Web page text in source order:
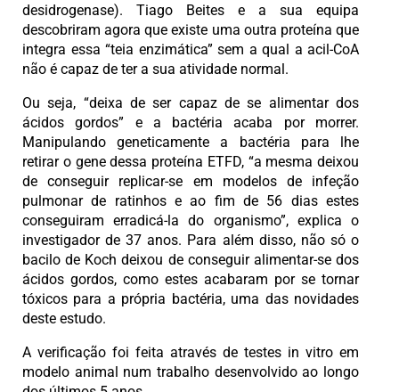
desidrogenase). Tiago Beites e a sua equipa
descobriram agora que existe uma outra proteína que
integra essa “teia enzimática” sem a qual a acil-CoA
não é capaz de ter a sua atividade normal.
Ou seja, “deixa de ser capaz de se alimentar dos
ácidos gordos” e a bactéria acaba por morrer.
Manipulando geneticamente a bactéria para lhe
retirar o gene dessa proteína ETFD, “a mesma deixou
de conseguir replicar-se em modelos de infeção
pulmonar de ratinhos e ao fim de 56 dias estes
conseguiram erradicá-la do organismo”, explica o
investigador de 37 anos. Para além disso, não só o
bacilo de Koch deixou de conseguir alimentar-se dos
ácidos gordos, como estes acabaram por se tornar
tóxicos para a própria bactéria, uma das novidades
deste estudo.
A verificação foi feita através de testes in vitro em
modelo animal num trabalho desenvolvido ao longo